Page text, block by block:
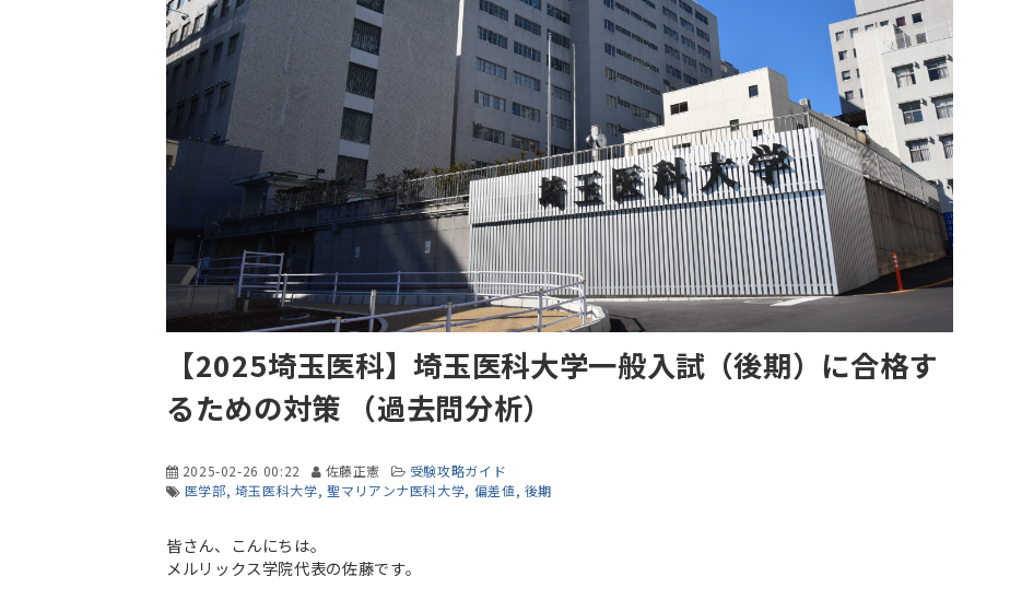
【2025埼玉医科】埼玉医科大学一般入試（後期）に合格す
るための対策 （過去問分析）
2025-02-26 00:22 佐藤正憲
受験攻略ガイド
医学部 埼玉医科大学 聖マリアンナ医科大学 偏差値 後期
皆さん、こんにちは。
メルリックス学院代表の佐藤です。